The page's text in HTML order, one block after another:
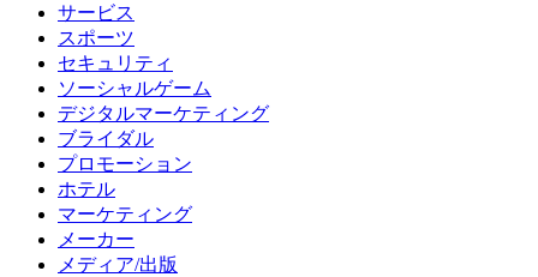
サービス
スポーツ
セキュリティ
ソーシャルゲーム
デジタルマーケティング
ブライダル
プロモーション
ホテル
マーケティング
メーカー
メディア/出版